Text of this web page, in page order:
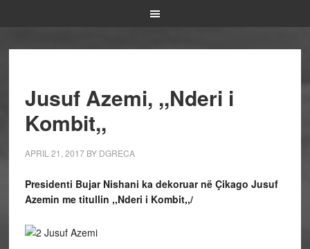
Jusuf Azemi, ,,Nderi i
Kombit,,
APRIL 21, 2017BY DGRECA
Presidenti Bujar Nishani ka dekoruar në Çikago Jusuf
Azemin me titullin ,,Nderi i Kombit,,/